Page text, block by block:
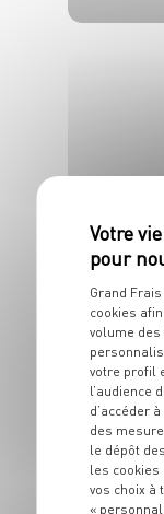
4
Grand
cookies
volume
votre profil
l’audience
d’accéder
des
le dépôt
les cookies
vos choix à
«